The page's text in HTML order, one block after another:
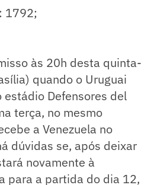
1792;
às 20h desta quinta-
quando o Uruguai
estádio Defensores del
terça, no mesmo
a Venezuela no
dúvidas se, após deixar
novamente à
para a partida do dia 12,